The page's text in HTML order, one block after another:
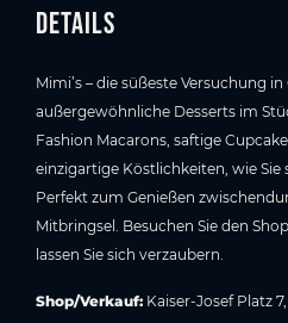
Details
Mimi’s – die süßeste Versuchung
außergewöhnliche Desserts im
Fashion Macarons, saftige
einzigartige Köstlichkeiten, wie Sie
Perfekt zum Genießen
Mitbringsel. Besuchen Sie den
lassen Sie sich verzaubern.
Shop/Verkauf: Kaiser-Josef Platz